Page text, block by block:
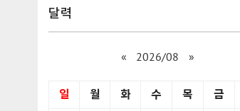
달력
« 2026/08 »
일 월 화 수 목 금